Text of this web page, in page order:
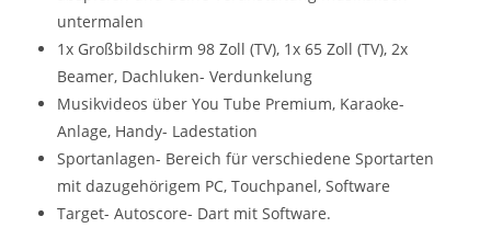
untermalen
1x Großbildschirm 98 Zoll (TV), 1x 65 Zoll (TV), 2x
Beamer, Dachluken- Verdunkelung
Musikvideos über You Tube Premium, Karaoke-
Anlage, Handy- Ladestation
Sportanlagen- Bereich für verschiedene Sportarten
mit dazugehörigem PC, Touchpanel, Software
Target- Autoscore- Dart mit Software.